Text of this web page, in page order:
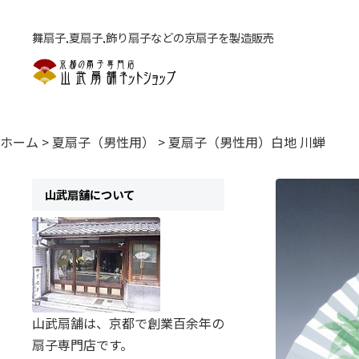
舞扇子,夏扇子,飾り扇子などの京扇子を製造販売
ホーム > 夏扇子（男性用） > 夏扇子（男性用）白地 川蝉
山武扇舗について
山武扇舗は、京都で創業百余年の
扇子専門店です。